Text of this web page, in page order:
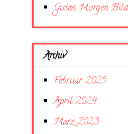
Guten Morgen
Archiv
Februar 2025
April 2024
März 2023